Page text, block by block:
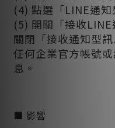
(4) 點選「LINE通知
(5) 開關「接收LINE
關閉「接收通知型
任何企業官方帳號
息。
■ 影響